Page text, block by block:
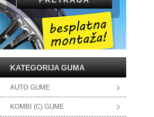
KATEGORIJA GUMA
AUTO GUME
KOMBI (C) GUME